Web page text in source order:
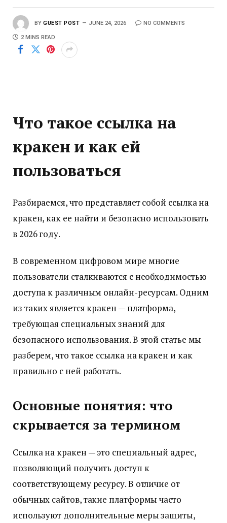
BY GUEST POST JUNE 24, 2026 NO COMMENTS
2 MINS READ
Что такое ссылка на
кракен и как ей
пользоваться
Разбираемся, что представляет собой ссылка на
кракен, как ее найти и безопасно использовать
в 2026 году.
В современном цифровом мире многие
пользователи сталкиваются с необходимостью
доступа к различным онлайн-ресурсам. Одним
из таких является кракен — платформа,
требующая специальных знаний для
безопасного использования. В этой статье мы
разберем, что такое ссылка на кракен и как
правильно с ней работать.
Основные понятия: что
скрывается за термином
Ссылка на кракен — это специальный адрес,
позволяющий получить доступ к
соответствующему ресурсу. В отличие от
обычных сайтов, такие платформы часто
используют дополнительные меры защиты,